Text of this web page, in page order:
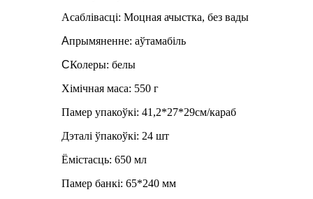
Асаблівасці: Моцная ачыстка, без вады
Aпрымяненне: аўтамабіль
CКолеры: белы
Хімічная маса: 550 г
Памер упакоўкі: 41,2*27*29см/караб
Дэталі ўпакоўкі: 24 шт
Ёмістасць: 650 мл
Памер банкі: 65*240 мм